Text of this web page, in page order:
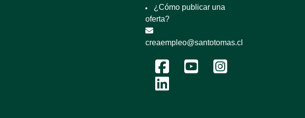
¿Cómo publicar una
oferta?
creaempleo@santotomas.cl